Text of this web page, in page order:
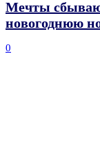
Мечты
новогоднюю
0